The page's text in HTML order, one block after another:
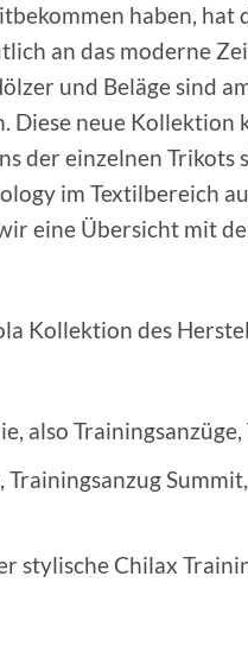
haben, hat
an das moderne
und Beläge sind
Diese neue Kollektion
der einzelnen
im Textilbereich
eine Übersicht mit
Kollektion des
also
Trainingsanzug
stylische Chilax